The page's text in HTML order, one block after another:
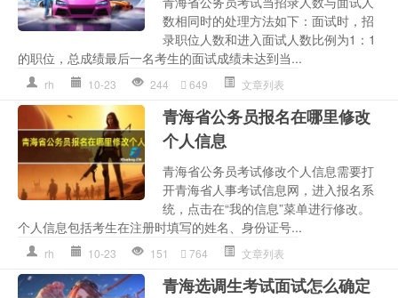
数相同时的处理方法如下：面试时，招
录职位人数和进入面试人数比例为1：1
的职位，总成绩最后一名考生的面试成绩未达到当...
rh 10-23 244 649 文章列表
青海省公务员报名在哪里修改
个人信息
青海省公务员考试修改个人信息需要打
开青海省人事考试信息网，进入报名系
统，点击在“我的信息”菜单进行修改。
个人信息包括考生在注册时填写的姓名、身份证号...
rh 10-23 151 764 文章列表
青海选调生考试面试怎么确定